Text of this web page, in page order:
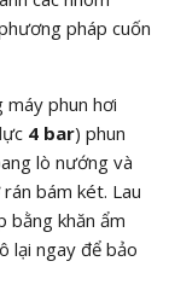
pháp cuốn
phun hơi
4 bar) phun
lò nướng và
bám két. Lau
bằng khăn ẩm
lại ngay để bảo